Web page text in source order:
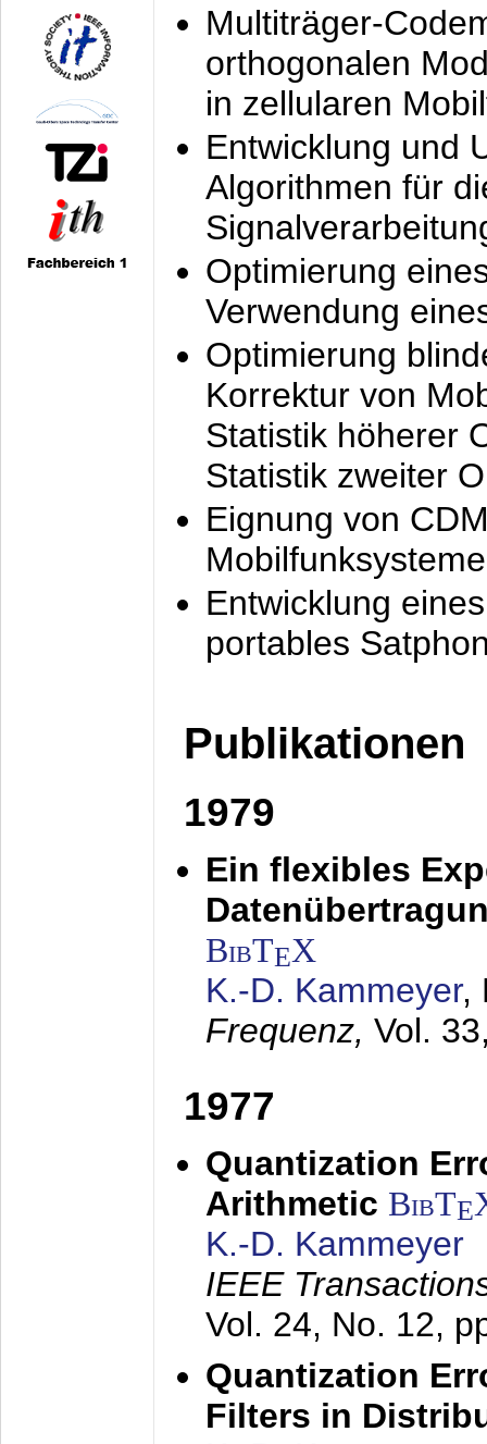
Multiträger-
orthogonalen
in zellularen
Entwicklung und
Algorithmen für
Optimierung
Verwendung
Optimierung
Korrektur von
Statistik höherer
Statistik zweiter
Eignung von
Mobilfunksysteme
Entwicklung
portables
Publikationen
1979
Ein flexibles
BibTEX
K.-D. Kammeyer,
Frequenz, Vol.
1977
Quantization
Arithmetic BibTE
K.-D. Kammeyer
IEEE
Vol. 24, No. 12,
Quantization
Filters in